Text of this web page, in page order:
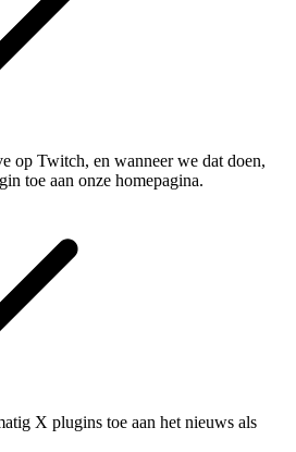
op Twitch, en wanneer we dat doen,
toe aan onze homepagina.
X plugins toe aan het nieuws als